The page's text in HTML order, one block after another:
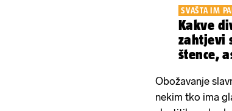
SVAŠTA IM
Kakve
zahtjevi
štence,
Obožavanje
nekim tko ima